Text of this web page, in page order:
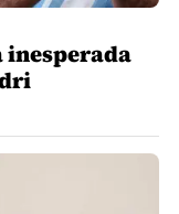
inesperada